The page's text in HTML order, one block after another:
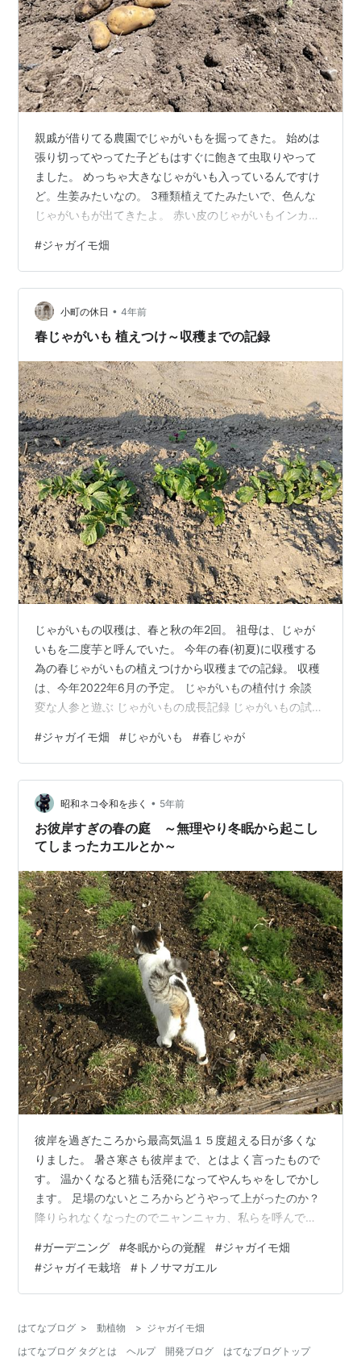
親戚が借りてる農園でじゃがいもを掘ってきた。 始めは
張り切ってやってた子どもはすぐに飽きて虫取りやって
ました。 めっちゃ大きなじゃがいも入っているんですけ
ど。生姜みたいなの。 3種類植えてたみたいで、色んな
じゃがいもが出てきたよ。 赤い皮のじゃがいもインカの
さんがくれた事ある。初めての時はビビったけど、たま
にスーパーでも見るときあるわ。 食べ比べしよう！！ 2
時間ほど外で作業したんだけど、帰ってぐっすり昼寝を
してしまったわ。 その間に旦那は、夏休み旅行の宿予約
をしていた。今年は豪華な旅行になりそうです。体力が
#ジャガイモ畑
小町の休日 • 4年前
春じゃがいも 植えつけ～収穫までの記録
じゃがいもの収穫は、春と秋の年2回。 祖母は、じゃが
いもを二度芋と呼んでいた。 今年の春(初夏)に収穫する
為の春じゃがいもの植えつけから収穫までの記録。 収穫
は、今年2022年6月の予定。 じゃがいもの植付け 余談
変な人参と遊ぶ じゃがいもの成長記録 じゃがいもの試し
に切る。 芽が多く出てる所を残すようにして切り分け
る。 切ってる間に、じぃが土を掘る。 種イモの準備は私
と娘、土の準備はじぃの担当。 さすがじぃ！アッと言う
間にあんなところまで。 等間隔で肥料を置き、その間に
芽を上にして種じゃがいもを置く。今回の肥料は、アブ
ラカス。 肥料は…
#ジャガイモ畑 #じゃがいも #春じゃが
昭和ネコ令和を歩く • 5年前
お彼岸すぎの春の庭 ～無理やり冬眠から起こし
てしまったカエルとか～
彼岸を過ぎたころから最高気温１５度超える日が多くな
りました。 暑さ寒さも彼岸まで、とはよく言ったもので
す。 温かくなると猫も活発になってやんちゃをしでかし
ます。 足場のないところからどうやって上がったのか？
降りられなくなったのでニャンニャカ、私らを呼んでい
したようだけど、 降りる際のステップにするにはあまり
にも頼りなく、 助けを呼ぶしかなくなった模様(￣▽￣;)
…。 三月初め種ジャガイモの話をいたしましたが('ω')
うということで、 畑とプランター両方にジャガイモの
植…
#ガーデニング #冬眠からの覚醒 #ジャガイモ畑
#ジャガイモ栽培 # トノサマガエル
はてなブログ > 動植物 > ジャガイモ畑
はてなブログ タグとは
ヘルプ 開発ブログ はてなブログトップ